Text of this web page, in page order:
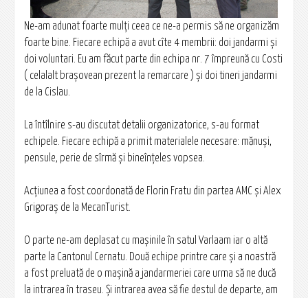
Ne-am adunat foarte mulți ceea ce ne-a permis să ne organizăm
foarte bine. Fiecare echipă a avut cîte 4 membrii: doi jandarmi și
doi voluntari. Eu am făcut parte din echipa nr. 7 împreună cu Costi
( celalalt brașovean prezent la remarcare ) și doi tineri jandarmi
de la Cislau.
La întîlnire s-au discutat detalii organizatorice, s-au format
echipele. Fiecare echipă a primit materialele necesare: mănuși,
pensule, perie de sîrmă și bineînțeles vopsea.
Acțiunea a fost coordonată de Florin Fratu din partea AMC și Alex
Grigoraș de la MecanTurist.
O parte ne-am deplasat cu mașinile în satul Varlaam iar o altă
parte la Cantonul Cernatu. Două echipe printre care și a noastră
a fost preluată de o mașină a jandarmeriei care urma să ne ducă
la intrarea în traseu. Și intrarea avea să fie destul de departe, am